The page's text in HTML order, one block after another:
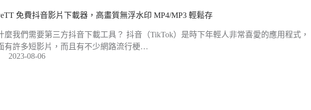
免費抖音影片下載器，高畫質無浮水印 MP4/MP3 輕鬆存
麼我們需要第三方抖音下載工具？ 抖音（TikTok）是時下年輕人非常喜愛的應用程式，
有許多短影片，而且有不少網路流行梗…
2023-08-06